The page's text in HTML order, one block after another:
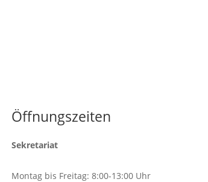
Öffnungszeiten
Sekretariat
Montag bis Freitag: 8:00-13:00 Uhr